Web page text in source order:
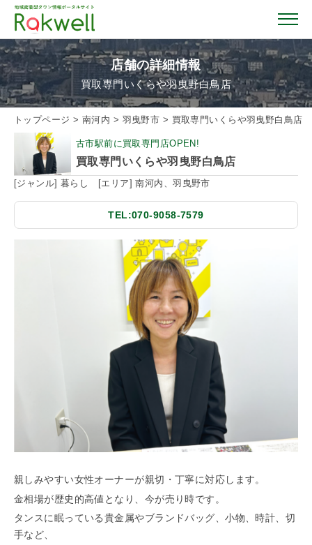
トップページ
お店を探す
イベント情報
クーポン情報
おすすめガイド
「らくうぇる。」は⼤阪 南河内の地域密着型ポータルサ
イト！ランチやディナーのクーポン、イベント、地域情報
▲メニューを閉じる
店舗の詳細情報
買取専門いくらや羽曳野白鳥店
トップページ > 南河内 > 羽曳野市 > 買取専門いくらや羽曳野白鳥店
古市駅前に買取専門店OPEN!
買取専門いくらや羽曳野白鳥店
[ジャンル] 暮らし [エリア] 南河内、羽曳野市
TEL:070-9058-7579
親しみやすい女性オーナーが親切・丁寧に対応します。
金相場が歴史的高値となり、今が売り時です。
タンスに眠っている貴金属やブランドバッグ、小物、時計、切
手など、